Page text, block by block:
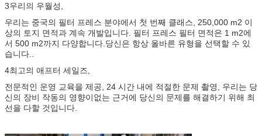
3우리의 우월성,
우리는 중국의 필터 프레스 분야에서 첫 번째 클래스, 250,000 m2 이
상의 토지 면적과 계속 개발입니다. 필터 프레스 필터 면적은 1 m2에
서 500 m2까지 다양합니다.당신은 항상 올바른 유형을 선택할 수 있
습니다..
4최고의 애프터 세일즈,
전문적인 운영 교육을 제공, 24 시간 내에 적절한 문제 촬영, 우리는 당
신의 장비 작동의 영향이없는 근거에 당신의 문제를 해결하기 위해 최
선을 다할 것입니다.